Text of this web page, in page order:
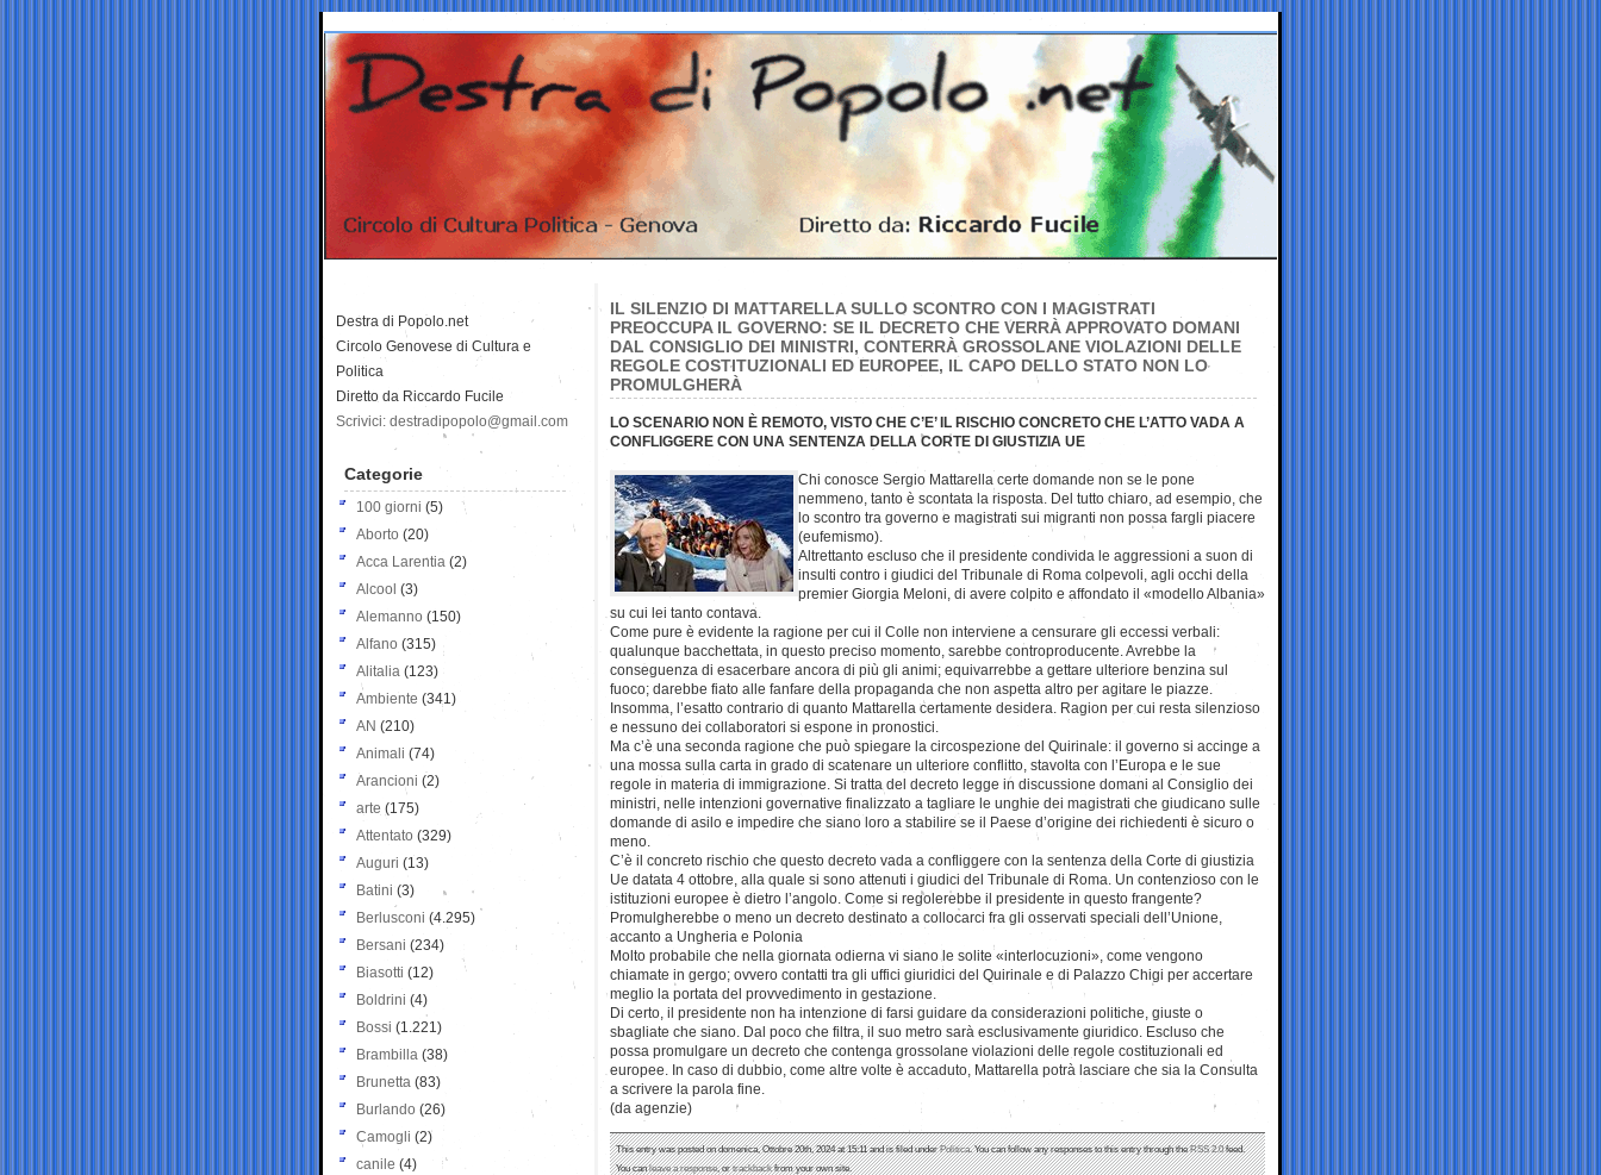
IL SILENZIO DI MATTARELLA SULLO SCONTRO CON I MAGISTRATI
PREOCCUPA IL GOVERNO: SE IL DECRETO CHE VERRÀ APPROVATO DOMANI
DAL CONSIGLIO DEI MINISTRI, CONTERRÀ GROSSOLANE VIOLAZIONI DELLE
REGOLE COSTITUZIONALI ED EUROPEE, IL CAPO DELLO STATO NON LO
PROMULGHERÀ
LO SCENARIO NON È REMOTO, VISTO CHE C’E’ IL RISCHIO CONCRETO CHE L’ATTO VADA A
CONFLIGGERE CON UNA SENTENZA DELLA CORTE DI GIUSTIZIA UE
Chi conosce Sergio Mattarella certe domande non se le pone
nemmeno, tanto è scontata la risposta. Del tutto chiaro, ad esempio, che
lo scontro tra governo e magistrati sui migranti non possa fargli piacere
(eufemismo).
Altrettanto escluso che il presidente condivida le aggressioni a suon di
insulti contro i giudici del Tribunale di Roma colpevoli, agli occhi della
premier Giorgia Meloni, di avere colpito e affondato il «modello Albania»
su cui lei tanto contava.
Come pure è evidente la ragione per cui il Colle non interviene a censurare gli eccessi verbali:
qualunque bacchettata, in questo preciso momento, sarebbe controproducente. Avrebbe la
conseguenza di esacerbare ancora di più gli animi; equivarrebbe a gettare ulteriore benzina sul
fuoco; darebbe fiato alle fanfare della propaganda che non aspetta altro per agitare le piazze.
Insomma, l’esatto contrario di quanto Mattarella certamente desidera. Ragion per cui resta silenzioso
e nessuno dei collaboratori si espone in pronostici.
Ma c’è una seconda ragione che può spiegare la circospezione del Quirinale: il governo si accinge a
una mossa sulla carta in grado di scatenare un ulteriore conflitto, stavolta con l’Europa e le sue
regole in materia di immigrazione. Si tratta del decreto legge in discussione domani al Consiglio dei
ministri, nelle intenzioni governative finalizzato a tagliare le unghie dei magistrati che giudicano sulle
domande di asilo e impedire che siano loro a stabilire se il Paese d’origine dei richiedenti è sicuro o
meno.
C’è il concreto rischio che questo decreto vada a confliggere con la sentenza della Corte di giustizia
Ue datata 4 ottobre, alla quale si sono attenuti i giudici del Tribunale di Roma. Un contenzioso con le
istituzioni europee è dietro l’angolo. Come si regolerebbe il presidente in questo frangente?
Promulgherebbe o meno un decreto destinato a collocarci fra gli osservati speciali dell’Unione,
accanto a Ungheria e Polonia
Molto probabile che nella giornata odierna vi siano le solite «interlocuzioni», come vengono
chiamate in gergo; ovvero contatti tra gli uffici giuridici del Quirinale e di Palazzo Chigi per accertare
meglio la portata del provvedimento in gestazione.
Di certo, il presidente non ha intenzione di farsi guidare da considerazioni politiche, giuste o
sbagliate che siano. Dal poco che filtra, il suo metro sarà esclusivamente giuridico. Escluso che
possa promulgare un decreto che contenga grossolane violazioni delle regole costituzionali ed
europee. In caso di dubbio, come altre volte è accaduto, Mattarella potrà lasciare che sia la Consulta
a scrivere la parola fine.
(da agenzie)
This entry was posted on domenica, Ottobre 20th, 2024 at 15:11 and is filed underPolitica. You can follow any responses to this entry through theRSS 2.0feed.
You canleave a response, ortrackbackfrom your own site.
Destra di Popolo.net
Circolo Genovese di Cultura e
Politica
Diretto da Riccardo Fucile
Scrivici: destradipopolo@gmail.com
Categorie
100 giorni (5)
Aborto (20)
Acca Larentia (2)
Alcool (3)
Alemanno (150)
Alfano (315)
Alitalia (123)
Ambiente (341)
AN (210)
Animali (74)
Arancioni (2)
arte (175)
Attentato (329)
Auguri (13)
Batini (3)
Berlusconi (4.295)
Bersani (234)
Biasotti (12)
Boldrini (4)
Bossi (1.221)
Brambilla (38)
Brunetta (83)
Burlando (26)
Camogli (2)
canile (4)